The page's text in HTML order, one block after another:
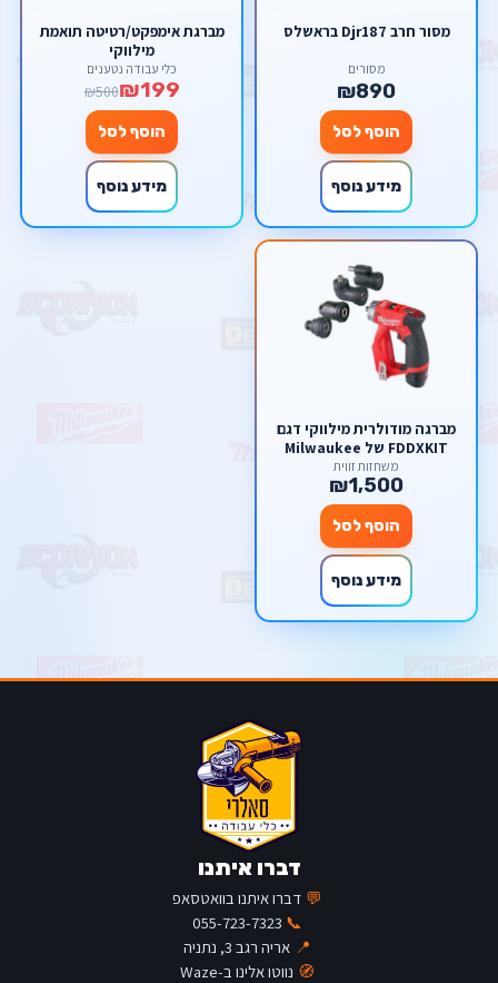
מסור חרב Djr187 בראשלס
מסורים
₪890
הוסף לסל
מידע נוסף
מברגת אימפקט/רטיטה תואמת
מילווקי
כלי עבודה נטענים
₪199
₪500
הוסף לסל
מידע נוסף
מברגה מודולרית מילווקי דגם
FDDXKIT של Milwaukee
משחזות זווית
₪1,500
הוסף לסל
מידע נוסף
דברו איתנו
💬 דברו איתנו בוואטסאפ
📞
055-723-7323
📍 אריה רגב 3, נתניה
🧭 נווטו אלינו ב-Waze